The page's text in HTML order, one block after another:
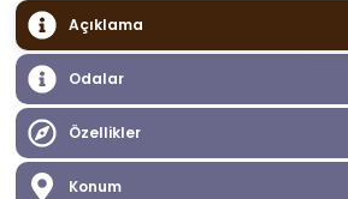
Açıklama
Odalar
Özellikler
Konum